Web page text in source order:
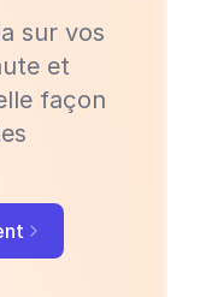
sur vos
et
façon